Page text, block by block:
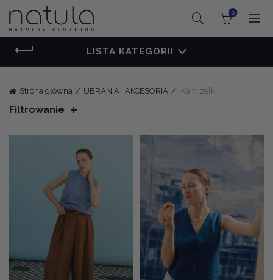
0
LISTA KATEGORII
Strona główna UBRANIA I AKCESORIA Kamizelki
Filtrowanie